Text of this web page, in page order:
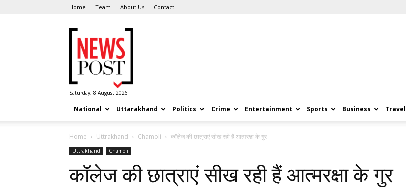
Home Team About Us Contact
Post
Saturday, 8 August 2026
National Uttarakhand Politics Crime Entertainment Sports Business Travel
Home Uttrakhand Chamoli कॉलेज की छात्राएं सीख रही हैं आत्मरक्षा के गुर
Uttrakhand Chamoli
कॉलेज की छात्राएं सीख रही हैं आत्मरक्षा के गुर